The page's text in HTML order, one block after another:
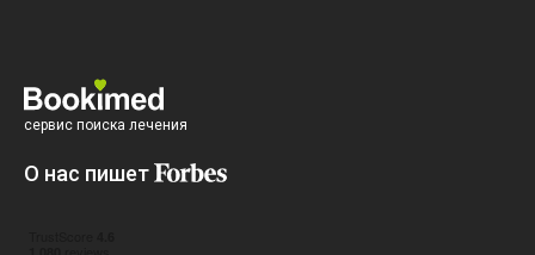
сервис поиска лечения
О нас пишет